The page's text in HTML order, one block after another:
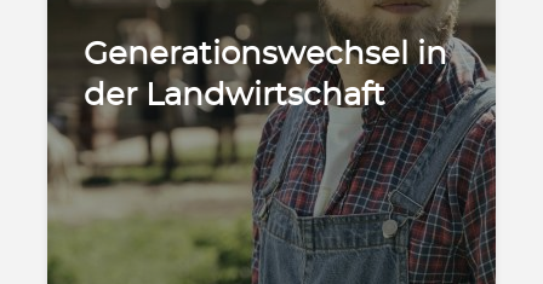
Generationswechsel in
der Landwirtschaft